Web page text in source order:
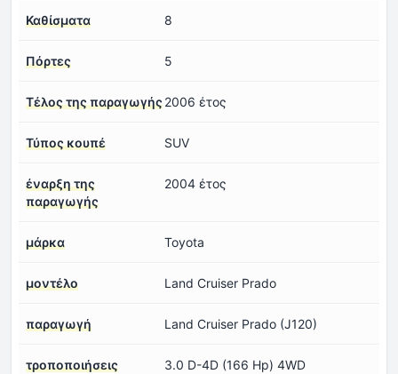
Καθίσματα 8
Πόρτες 5
Τέλος της παραγωγής2006 έτος
Τύπος κουπέ SUV
έναρξη της
παραγωγής
2004 έτος
μάρκα Toyota
μοντέλο Land Cruiser Prado
παραγωγή Land Cruiser Prado (J120)
τροποποιήσεις
3.0 D-4D (166 Hp) 4WD